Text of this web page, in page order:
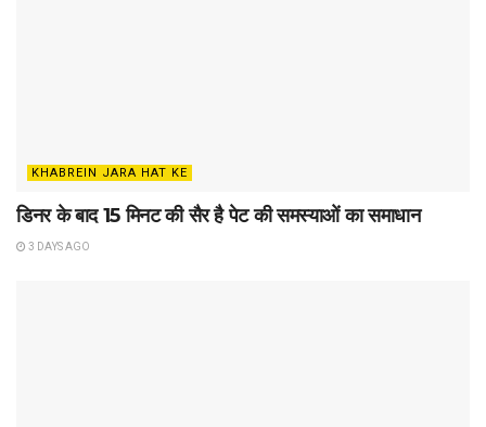
KHABREIN JARA HAT KE
डिनर के बाद 15 मिनट की सैर है पेट की समस्याओं का समाधान
3 DAYS AGO